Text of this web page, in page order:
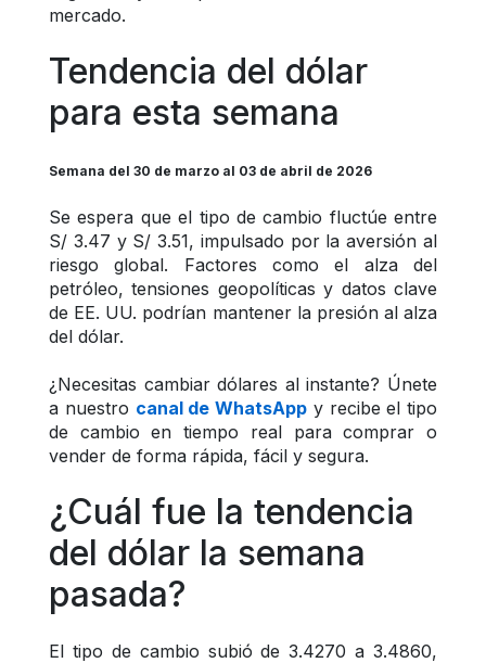
mercado.
Tendencia del dólar
para esta semana
Semana del 30 de marzo al 03 de abril de 2026
Se espera que el tipo de cambio fluctúe entre
S/ 3.47 y S/ 3.51, impulsado por la aversión al
riesgo global. Factores como el alza del
petróleo, tensiones geopolíticas y datos clave
de EE. UU. podrían mantener la presión al alza
del dólar.
¿Necesitas cambiar dólares al instante? Únete
a nuestro canal de WhatsApp y recibe el tipo
de cambio en tiempo real para comprar o
vender de forma rápida, fácil y segura.
¿Cuál fue la tendencia
del dólar la semana
pasada?
El tipo de cambio subió de 3.4270 a 3.4860,